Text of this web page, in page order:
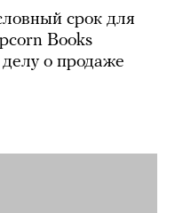
срок для
Books
о продаже